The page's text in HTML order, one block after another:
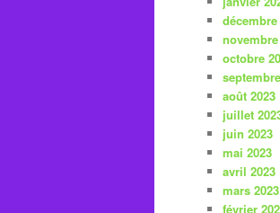
décembre
novembre
octobre
août 2023
juillet
juin 2023
mai 2023
avril 2023
mars 2023
février